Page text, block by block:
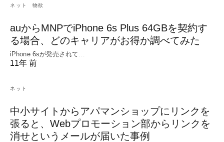
ネット 物欲
auからMNPでiPhone 6s Plus 64GBを契約す
る場合、どのキャリアがお得か調べてみた
iPhone 6sが発売されて…
11年 前
ネット
中小サイトからアパマンショップにリンクを
張ると、Webプロモーション部からリンクを
消せというメールが届いた事例